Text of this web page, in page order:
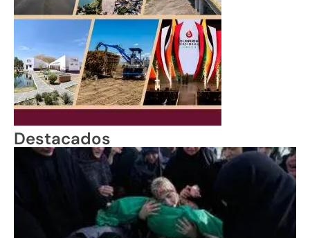
Destacados